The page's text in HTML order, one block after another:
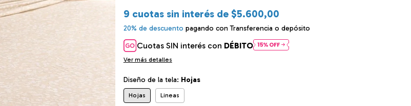
Cuotas SIN interés con DÉBITO
9 cuotas sin interés de $5.600,00
20% de descuento pagando con Transferencia o depósito
Ver más detalles
Diseño de la tela: Hojas
Hojas Lineas